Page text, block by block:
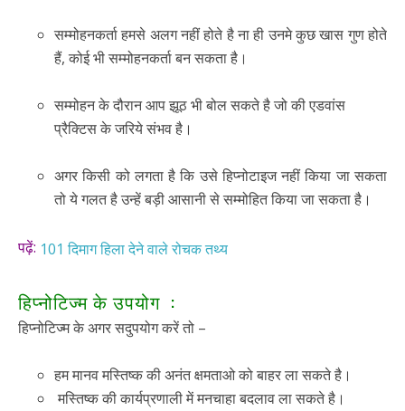
सम्मोहनकर्ता हमसे अलग नहीं होते है ना ही उनमे कुछ खास गुण होते
हैं, कोई भी सम्मोहनकर्ता बन सकता है।
सम्मोहन के दौरान आप झूठ भी बोल सकते है जो की एडवांस
प्रैक्टिस के जरिये संभव है।
अगर किसी को लगता है कि उसे हिप्नोटाइज नहीं किया जा सकता
तो ये गलत है उन्हें बड़ी आसानी से सम्मोहित किया जा सकता है।
पढ़ें: 101 दिमाग हिला देने वाले रोचक तथ्य
हिप्नोटिज्म के उपयोग :
हिप्नोटिज्म के अगर सदुपयोग करें तो –
हम मानव मस्तिष्क की अनंत क्षमताओ को बाहर ला सकते है।
मस्तिष्क की कार्यप्रणाली में मनचाहा बदलाव ला सकते है।